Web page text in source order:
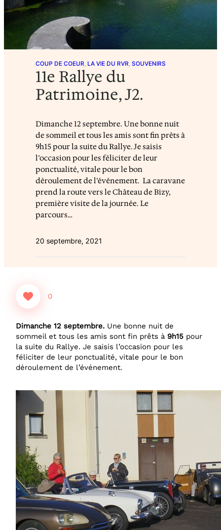
COUP DE COEUR, LA VIE DU RVR, SOUVENIRS
11e Rallye du
Patrimoine, J2.
Dimanche 12 septembre. Une bonne nuit
de sommeil et tous les amis sont fin prêts à
9h15 pour la suite du Rallye. Je saisis
l’occasion pour les féliciter de leur
ponctualité, vitale pour le bon
déroulement de l’événement. La caravane
prend la route vers le Château de Bizy,
première visite de la journée. Le
parcours…
20 septembre, 2021
0
Dimanche 12 septembre. Une bonne nuit de
sommeil et tous les amis sont fin prêts à 9h15 pour
la suite du Rallye. Je saisis l’occasion pour les
féliciter de leur ponctualité, vitale pour le bon
déroulement de l’événement.